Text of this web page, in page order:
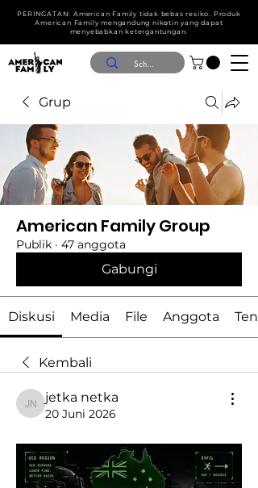
PERINGATAN: American Family tidak bebas resiko. Produk
American Family mengandung nik໐tin yang dapat
menyebabkan ketergantungan.
Grup
American Family Group
Publik · 47 anggota
Gabungi
Diskusi Media File Anggota
Kembali
jetka netka
jetka netka
20 Juni 2026